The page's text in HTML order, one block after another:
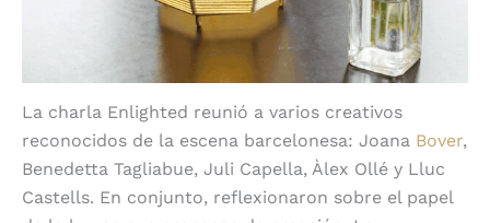
La charla Enlighted reunió a varios creativos
reconocidos de la escena barcelonesa: Joana Bover,
Benedetta Tagliabue, Juli Capella, Àlex Ollé y Lluc
Castells. En conjunto, reflexionaron sobre el papel